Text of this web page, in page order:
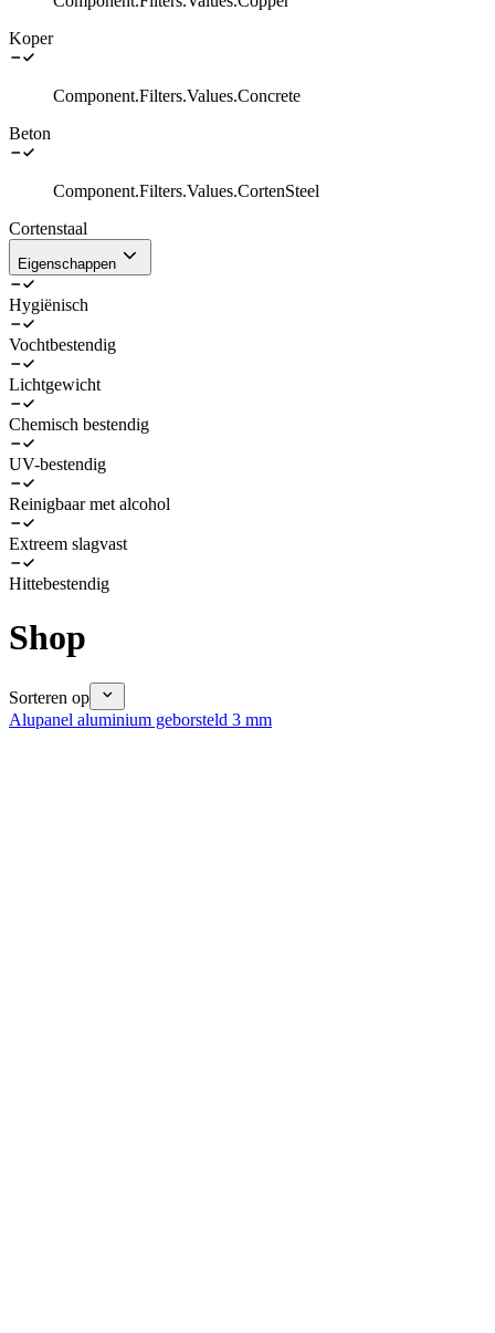
Koper
Component.Filters.Values.Concrete
Beton
Component.Filters.Values.CortenSteel
Cortenstaal
Eigenschappen
Hygiënisch
Vochtbestendig
Lichtgewicht
Chemisch bestendig
UV-bestendig
Reinigbaar met alcohol
Extreem slagvast
Hittebestendig
Shop
Sorteren op
Alupanel aluminium geborsteld 3 mm